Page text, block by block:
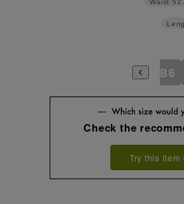
Waist
AB5 AB6
Check the
Try this item